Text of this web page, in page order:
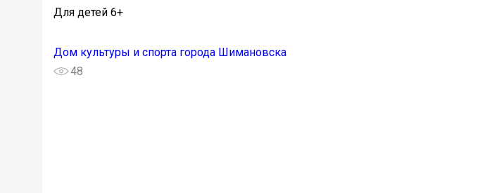
Для детей 6+
Дом культуры и спорта города Шимановска
48